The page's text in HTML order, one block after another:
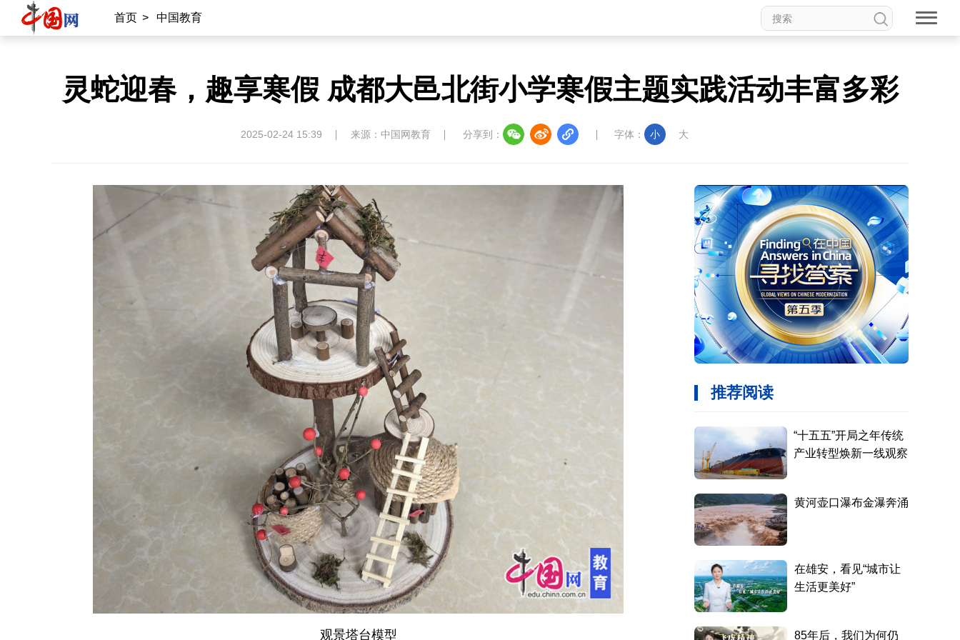
首页 > 中国教育
灵蛇迎春，趣享寒假 成都大邑北街小学寒假主题实践活动丰富多彩
2025-02-24 15:39 来源：中国网教育 分享到： 字体： 小 大
观景塔台模型